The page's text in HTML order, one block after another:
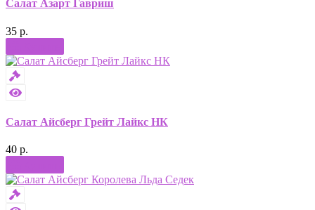
Салат Азарт Гавриш
35 р.
Салат Айсберг Грейт Лайкс НК
40 р.